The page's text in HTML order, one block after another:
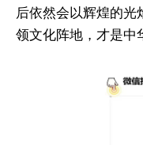
后依然会以辉煌的光
领文化阵地，才是中